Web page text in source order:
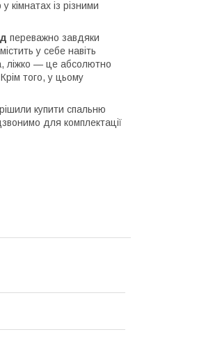
кімнатах із різними
переважно завдяки
у себе навіть
ліжко — це абсолютно
того, у цьому
купити спальню
для комплектації